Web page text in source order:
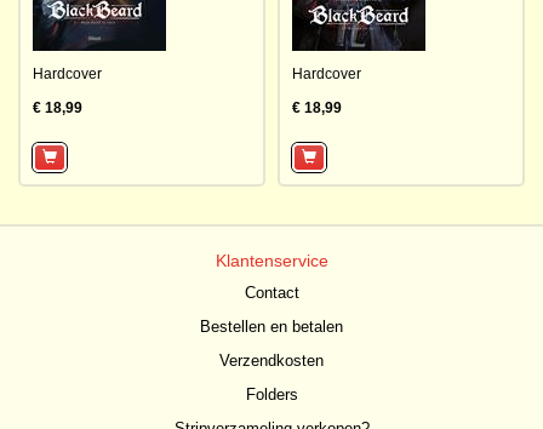
Hardcover
€ 18,99
Hardcover
€ 18,99
Klantenservice
Contact
Bestellen en betalen
Verzendkosten
Folders